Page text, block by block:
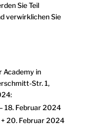
Sie Teil
verwirklichen Sie
Academy in
Str. 1,
18. Februar 2024
20. Februar 2024